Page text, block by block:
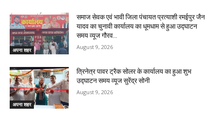
अपना शहर
समाज सेवक एवं भावी जिला पंचायत प्रत्याशी रमईपुर जैन
यादव का चुनावी कार्यालय का धूमधाम से हुआ उद्घाटन
समय व्यूज गौरव...
August 9, 2026
अपना शहर
त्रिनेत्र पावर ट्रैक सोलर के कार्यालय का हुआ शुभ
उद्घाटन समय व्यूज सुरेंद्र सोनी
August 9, 2026